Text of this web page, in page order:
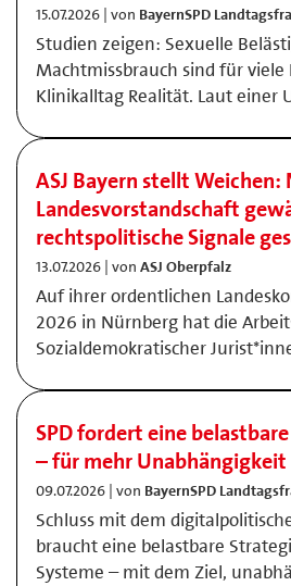
15.07.2026 | von BayernSPD
Studien zeigen: Sexuelle
Machtmissbrauch sind für
Klinikalltag Realität. Laut einer
ASJ Bayern stellt Weichen:
Landesvorstandschaft
rechtspolitische Signale
13.07.2026 | von ASJ Oberpfalz
Auf ihrer ordentlichen
2026 in Nürnberg hat die
Sozialdemokratischer
SPD fordert eine
– für mehr Unabhängigkeit
09.07.2026 | von BayernSPD
Schluss mit dem
braucht eine belastbare
Systeme – mit dem Ziel,